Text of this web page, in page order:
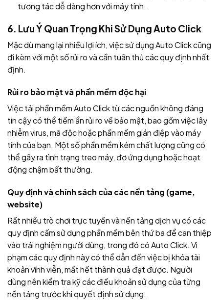
tương tác dễ dàng hơn với máy tính.
6. Lưu Ý Quan Trọng Khi Sử Dụng Auto Click
Mặc dù mang lại nhiều lợi ích, việc sử dụng Auto Click cũng
đi kèm với một số rủi ro và cần tuân thủ các quy định nhất
định.
Rủi ro bảo mật và phần mềm độc hại
Việc tải phần mềm Auto Click từ các nguồn không đáng
tin cậy có thể tiềm ẩn rủi ro về bảo mật, bao gồm việc lây
nhiễm virus, mã độc hoặc phần mềm gián điệp vào máy
tính của bạn. Một số phần mềm kém chất lượng cũng có
thể gây ra tình trạng treo máy, đơ ứng dụng hoặc hoạt
động chậm bất thường.
Quy định và chính sách của các nền tảng (game,
website)
Rất nhiều trò chơi trực tuyến và nền tảng dịch vụ có các
quy định cấm sử dụng phần mềm bên thứ ba để can thiệp
vào trải nghiệm người dùng, trong đó có Auto Click. Vi
phạm các quy định này có thể dẫn đến việc bị khóa tài
khoản vĩnh viễn, mất hết thành quả đạt được. Người
dùng nên kiểm tra kỹ các điều khoản sử dụng của từng
nền tảng trước khi quyết định sử dụng.